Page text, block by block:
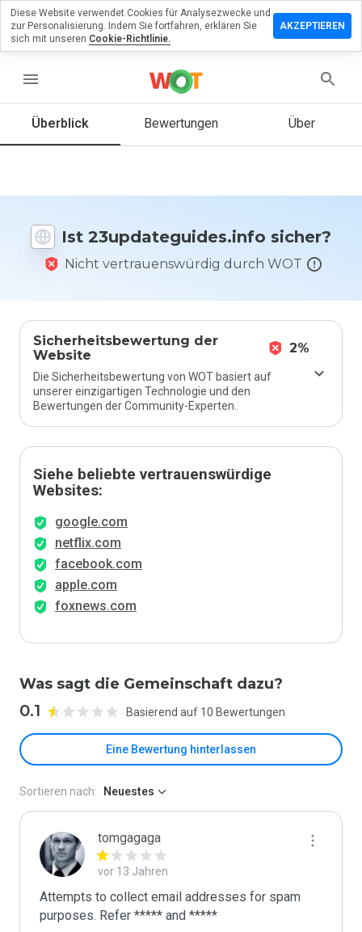
menu
Überblick Bewertungen Über
Ist 23updateguides.info sicher?
Nicht vertrauenswürdig durch WOT
Sicherheitsbewertung der
Website
2%
Die Sicherheitsbewertung von WOT basiert auf
unserer einzigartigen Technologie und den
Bewertungen der Community-Experten.
Siehe beliebte vertrauenswürdige
Websites:
google.com
netflix.com
facebook.com
apple.com
foxnews.com
Was sagt die Gemeinschaft dazu?
0.1 Basierend auf 10 Bewertungen
Eine Bewertung hinterlassen
Sie
zu
Wie
Website
Skala von
1 bis 5
bewerten?
Sortieren nach: Neuestes
tomgagaga
vor 13 Jahren
Attempts to collect email addresses for spam
purposes. Refer ***** and *****
Diese Website verwendet Cookies für Analysezwecke und
zur Personalisierung. Indem Sie fortfahren, erklären Sie
sich mit unseren Cookie-Richtlinie.
AKZEPTIEREN